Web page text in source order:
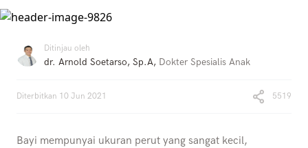
Ditinjau oleh
dr. Arnold Soetarso, Sp.A, Dokter Spesialis Anak
Diterbitkan 10 Jun 2021 5519
Bayi mempunyai ukuran perut yang sangat kecil,